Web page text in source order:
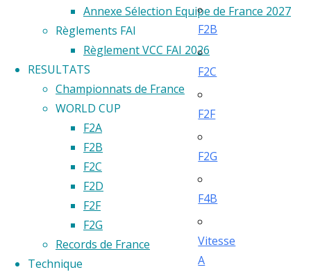
Annexe Sélection Equipe de France 2027
Règlements FAI
Règlement VCC FAI 2026
RESULTATS
Championnats de France
WORLD CUP
F2A
F2B
F2C
F2D
F2F
F2G
Records de France
Technique
F2B
F2C
F2F
F2G
F4B
Vitesse
A